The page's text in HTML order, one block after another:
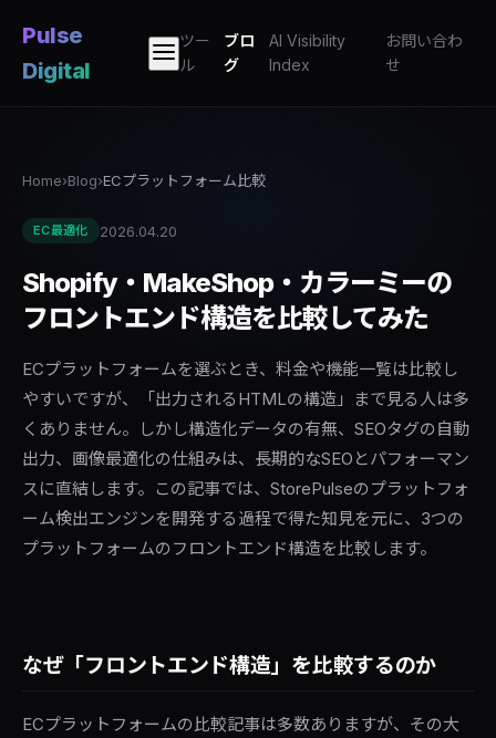
Pulse
Digital
ツー
ル
ブロ
グ
AI Visibility
Index
お問い合わ
せ
Home›Blog›ECプラットフォーム比較
EC最適化 2026.04.20
Shopify・MakeShop・カラーミーの
フロントエンド構造を比較してみた
ECプラットフォームを選ぶとき、料金や機能一覧は比較し
やすいですが、「出力されるHTMLの構造」まで見る人は多
くありません。しかし構造化データの有無、SEOタグの自動
出力、画像最適化の仕組みは、長期的なSEOとパフォーマン
スに直結します。この記事では、StorePulseのプラットフォ
ーム検出エンジンを開発する過程で得た知見を元に、3つの
プラットフォームのフロントエンド構造を比較します。
なぜ「フロントエンド構造」を比較するのか
ECプラットフォームの比較記事は多数ありますが、その大